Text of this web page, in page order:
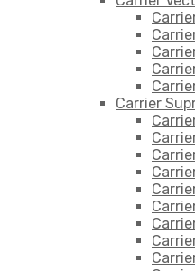
Carrier